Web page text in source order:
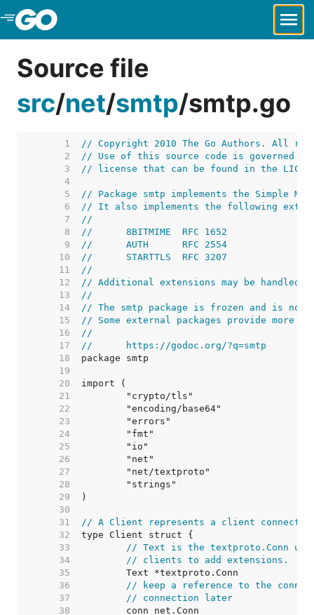
Skip to Main Content
Source file
src/net/smtp/smtp.go
     1
// Copyright 2010 The Go Authors. All
     2
// Use of this source code is governed by
     3
// license that can be found in the
     4
     5
// Package smtp implements the Simple
     6
// It also implements the following
     7
//
     8
//	8BITMIME  RFC 1652
     9
//	AUTH      RFC 2554
    10
//	STARTTLS  RFC 3207
    11
//
    12
// Additional extensions may be handled
    13
//
    14
// The smtp package is frozen and is not
    15
// Some external packages provide more
    16
//
    17
//	https://godoc.org/?q=smtp
    18
    19
    20
    21
    22
    23
    24
    25
    26
    27
    28
    29
    30
    31
// A Client represents a client
    32
    33
// Text is the textproto.Conn
    34
// clients to add extensions.
    35
    36
// keep a reference to the
    37
// connection later
    38